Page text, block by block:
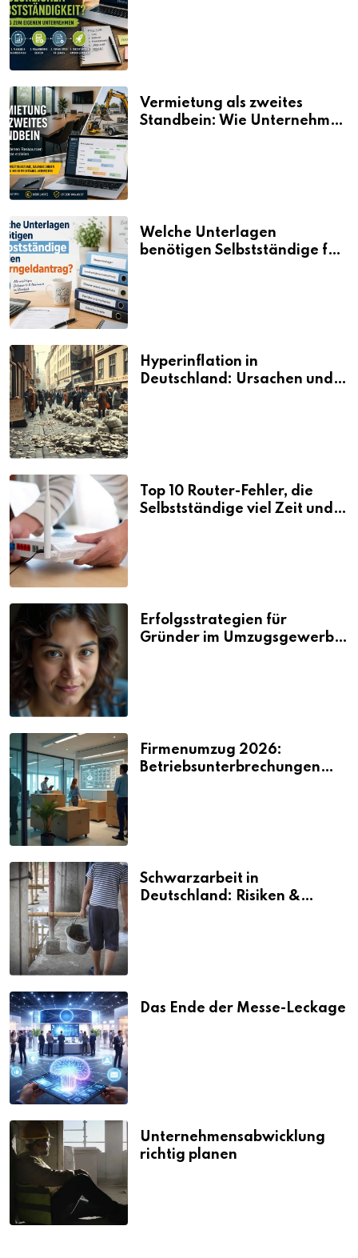
Vermietung als zweites
Standbein: Wie Unternehmen
Welche Unterlagen
benötigen Selbstständige für
Hyperinflation in
Deutschland: Ursachen und
Top 10 Router-Fehler, die
Selbstständige viel Zeit und
Erfolgsstrategien für
Gründer im Umzugsgewerbe
Firmenumzug 2026:
Betriebsunterbrechungen
Schwarzarbeit in
Deutschland: Risiken &
Das Ende der Messe-Leckage
Unternehmensabwicklung
richtig planen